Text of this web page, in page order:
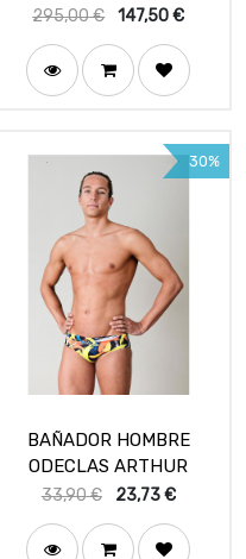
295,00€ 147,50€
30%
BAÑADOR HOMBRE
ODECLAS ARTHUR
33,90€ 23,73€